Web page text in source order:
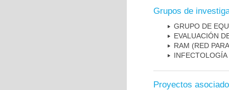
Grupos de
GRUPO DE
EVALUACIÓN
RAM (RED
Proyectos